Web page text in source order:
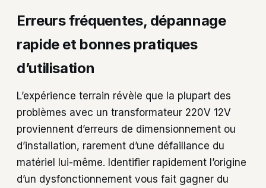
Erreurs fréquentes, dépannage
rapide et bonnes pratiques
d’utilisation
L’expérience terrain révèle que la plupart des
problèmes avec un transformateur 220V 12V
proviennent d’erreurs de dimensionnement ou
d’installation, rarement d’une défaillance du
matériel lui-même. Identifier rapidement l’origine
d’un dysfonctionnement vous fait gagner du